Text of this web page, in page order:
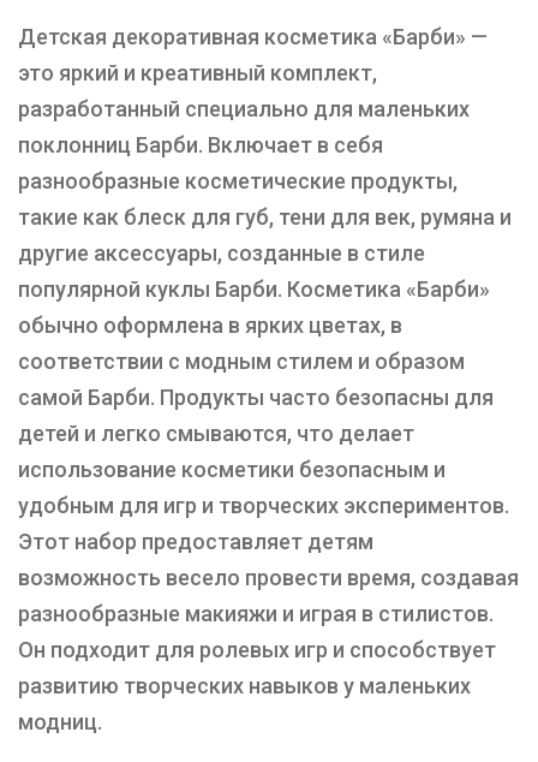
Детская декоративная косметика «Барби» —
это яркий и креативный комплект,
разработанный специально для маленьких
поклонниц Барби. Включает в себя
разнообразные косметические продукты,
такие как блеск для губ, тени для век, румяна и
другие аксессуары, созданные в стиле
популярной куклы Барби. Косметика «Барби»
обычно оформлена в ярких цветах, в
соответствии с модным стилем и образом
самой Барби. Продукты часто безопасны для
детей и легко смываются, что делает
использование косметики безопасным и
удобным для игр и творческих экспериментов.
Этот набор предоставляет детям
возможность весело провести время, создавая
разнообразные макияжи и играя в стилистов.
Он подходит для ролевых игр и способствует
развитию творческих навыков у маленьких
модниц.